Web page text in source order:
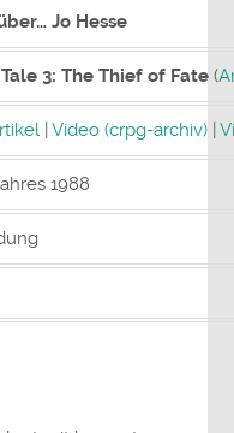
Jo Hesse
Tale 3: The Thief of Fate(
|Video (crpg-archiv) |
1988